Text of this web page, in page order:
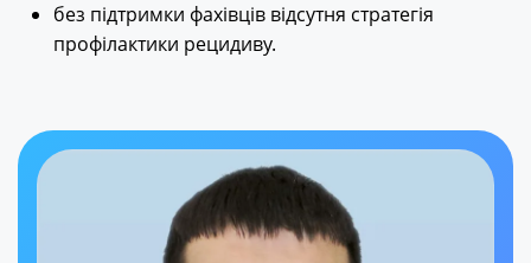
без підтримки фахівців відсутня стратегія
профілактики рецидиву.